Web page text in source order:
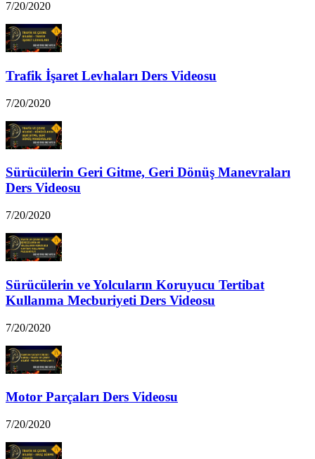
7/20/2020
Trafik İşaret Levhaları Ders Videosu
7/20/2020
Sürücülerin Geri Gitme, Geri Dönüş Manevraları
Ders Videosu
7/20/2020
Sürücülerin ve Yolcuların Koruyucu Tertibat
Kullanma Mecburiyeti Ders Videosu
7/20/2020
Motor Parçaları Ders Videosu
7/20/2020